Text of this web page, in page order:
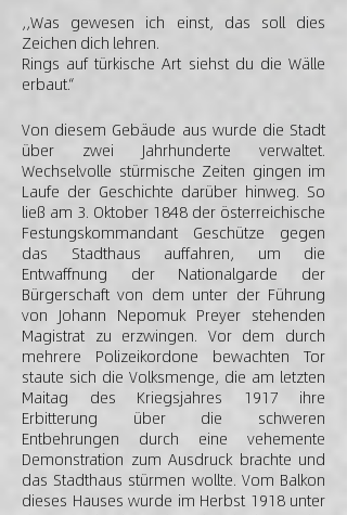
,,Was gewesen ich einst, das soll dies
Zeichen dich lehren.
Rings auf türkische Art siehst du die Wälle
erbaut.“
Von diesem Gebäude aus wurde die Stadt
über zwei Jahrhunderte verwaltet.
Wechselvolle stürmische Zeiten gingen im
Laufe der Geschichte darüber hinweg. So
ließ am 3. Oktober 1848 der österreichische
Festungskommandant Geschütze gegen
das Stadthaus auffahren, um die
Entwaffnung der Nationalgarde der
Bürgerschaft von dem unter der Führung
von Johann Nepomuk Preyer stehenden
Magistrat zu erzwingen. Vor dem durch
mehrere Polizeikordone bewachten Tor
staute sich die Volksmenge, die am letzten
Maitag des Kriegsjahres 1917 ihre
Erbitterung über die schweren
Entbehrungen durch eine vehemente
Demonstration zum Ausdruck brachte und
das Stadthaus stürmen wollte. Vom Balkon
dieses Hauses wurde im Herbst 1918 unter